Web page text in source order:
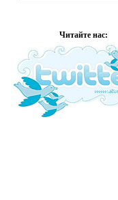
Читайте нас: